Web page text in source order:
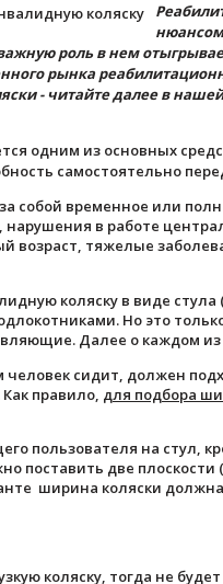
нюансом
роль в нем
рынка
- читайте далее в
одним из основных
самостоятельно
собой временное или
нарушения в работе
возраст, тяжелые
коляску в виде
Но это
Далее о каждом
человек сидит, должен
правило, для подбора
пользователя на стул,
поставить две
ширина коляски
коляску, тогда не